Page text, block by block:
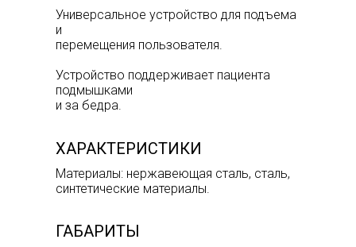
Универсальное устройство для подъема
и
перемещения пользователя.
Устройство поддерживает пациента
подмышками
и за бедра.
ХАРАКТЕРИСТИКИ
Материалы: нержавеющая сталь, сталь,
синтетические материалы.
ГАБАРИТЫ